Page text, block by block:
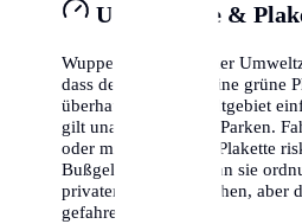
Umweltzone &
Wuppertal liegt in einer
dass dein Fahrzeug eine grüne
überhaupt in das Stadtgebiet
gilt unabhängig vom Parken.
oder mit gelber/roter Plakette
Bußgelder, selbst wenn sie
privaten Parkplatz stehen, aber
gefahren sind.